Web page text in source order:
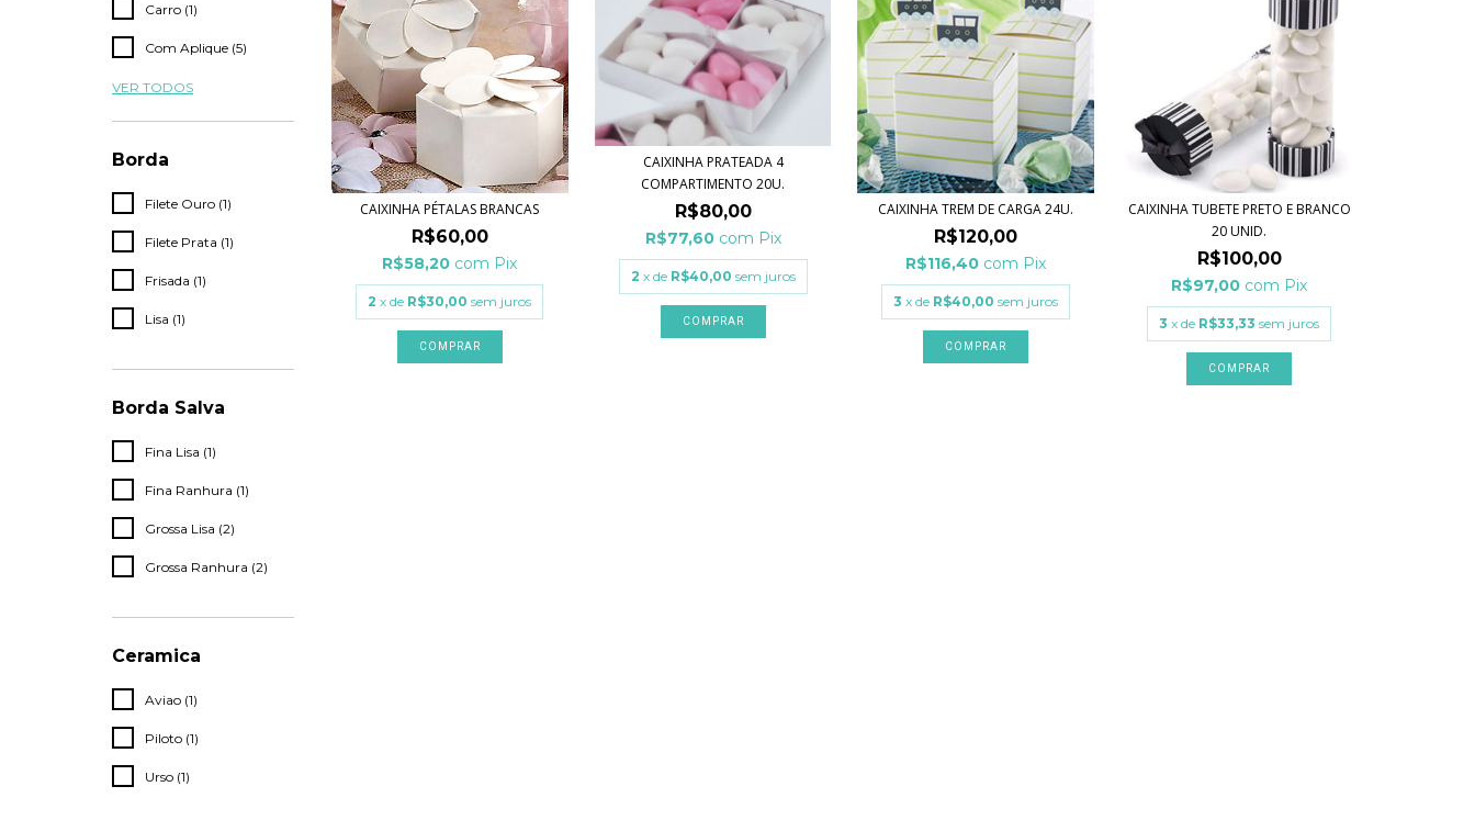
Carro (1)
Com Aplique (5)
VER TODOS
Borda
Filete Ouro (1)
Filete Prata (1)
Frisada (1)
Lisa (1)
Borda Salva
Fina Lisa (1)
Fina Ranhura (1)
Grossa Lisa (2)
Grossa Ranhura (2)
Ceramica
Aviao (1)
Piloto (1)
Urso (1)
CAIXINHA PÉTALAS BRANCAS
R$60,00
R$58,20 com Pix
2 x de R$30,00 sem juros
CAIXINHA PRATEADA 4
COMPARTIMENTO 20U.
R$80,00
R$77,60 com Pix
2 x de R$40,00 sem juros
CAIXINHA TREM DE CARGA 24U.
R$120,00
R$116,40 com Pix
3 x de R$40,00 sem juros
CAIXINHA TUBETE PRETO E BRANCO
20 UNID.
R$100,00
R$97,00 com Pix
3 x de R$33,33 sem juros